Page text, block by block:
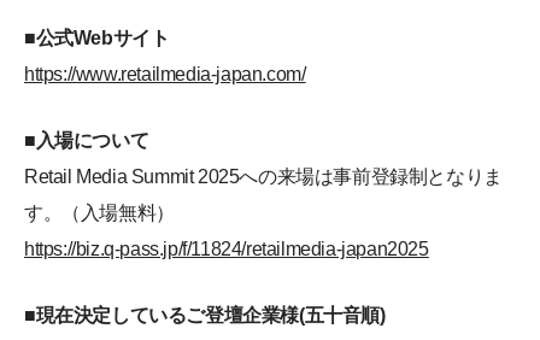
■公式Webサイト
https://www.retailmedia-japan.com/
■入場について
Retail Media Summit 2025への来場は事前登録制となりま
す。（入場無料）
https://biz.q-pass.jp/f/11824/retailmedia-japan2025
■現在決定しているご登壇企業様(五十音順)